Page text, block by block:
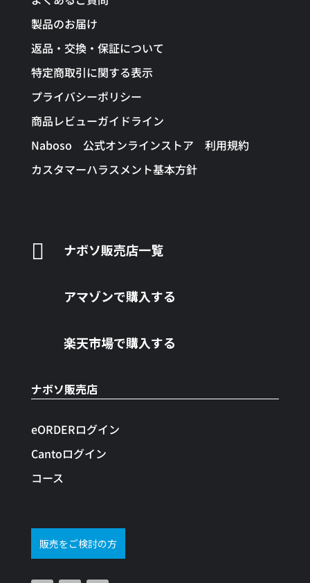
製品のお届け
返品・交換・保証について
特定商取引に関する表示
プライバシーポリシー
商品レビューガイドライン
Naboso 公式オンラインストア 利用規約
カスタマーハラスメント基本方針
 ナボソ販売店一覧
アマゾンで購入する
楽天市場で購入する
ナボソ販売店
eORDERログイン
Cantoログイン
コース
販売をご検討の方